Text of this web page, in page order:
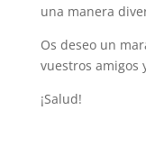
una manera
Os deseo un
vuestros amigos
¡Salud!